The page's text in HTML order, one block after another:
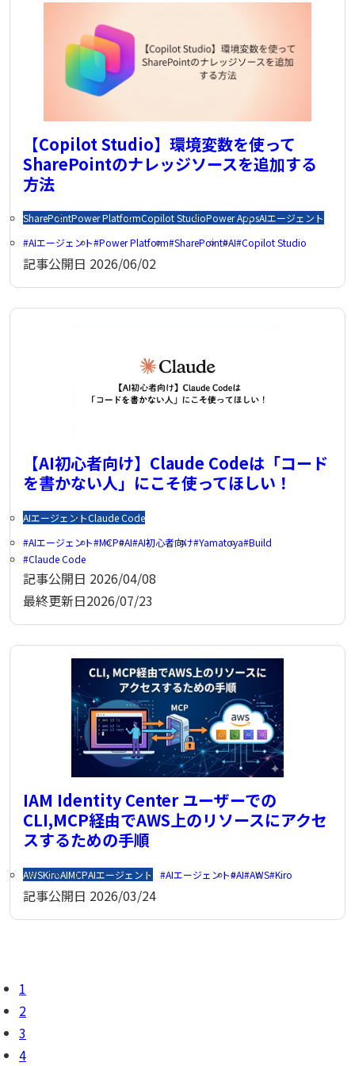
【Copilot Studio】環境変数を使って
SharePointのナレッジソースを追加する
方法
SharePointPower PlatformCopilot StudioPower AppsAIエージェント
AIエージェント Power Platform SharePoint AI Copilot Studio
記事公開日 2026/06/02
【AI初心者向け】Claude Codeは「コード
を書かない人」にこそ使ってほしい！
AIエージェントClaude Code
AIエージェント MCP AI AI初心者向け Yamatoya Build
Claude Code
記事公開日 2026/04/08
最終更新日2026/07/23
IAM Identity Center ユーザーでの
CLI,MCP経由でAWS上のリソースにアクセ
スするための手順
AWSKiroAIMCPAIエージェント AIエージェント AI AWS Kiro
記事公開日 2026/03/24
1
2
3
4